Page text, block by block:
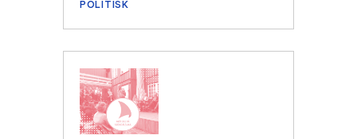
POLITISK